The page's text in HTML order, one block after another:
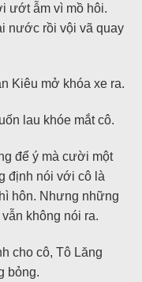
ướt ẫm vì mồ hôi.
nước rồi vội vã quay
Kiêu mở khóa xe ra.
lau khóe mắt cô.
để ý mà cười một
định nói với cô là
hôn. Nhưng những
không nói ra.
cho cô, Tô Lăng
bỏng.